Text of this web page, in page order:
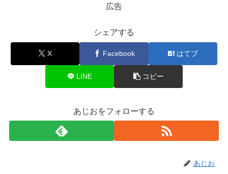
広告
シェアする
X Facebook はてブ
LINE コピー
あじおをフォローする
あじお